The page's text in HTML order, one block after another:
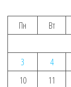
Пн
Вт
3
4
10
11